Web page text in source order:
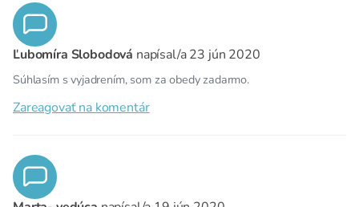
Ľubomíra Slobodová napísal/a23 jún 2020
Súhlasím s vyjadrením, som za obedy zadarmo.
Zareagovať na komentár